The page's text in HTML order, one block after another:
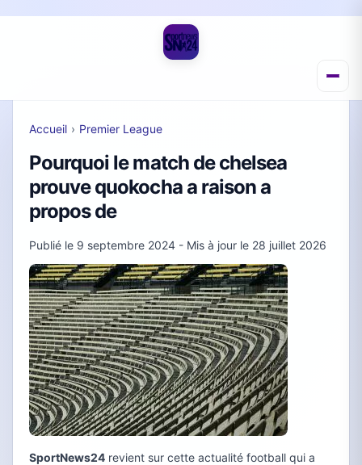
Accueil › Premier League
Pourquoi le match de chelsea
prouve quokocha a raison a
propos de
Publié le 9 septembre 2024 - Mis à jour le 28 juillet 2026
SportNews24 revient sur cette actualité football qui a